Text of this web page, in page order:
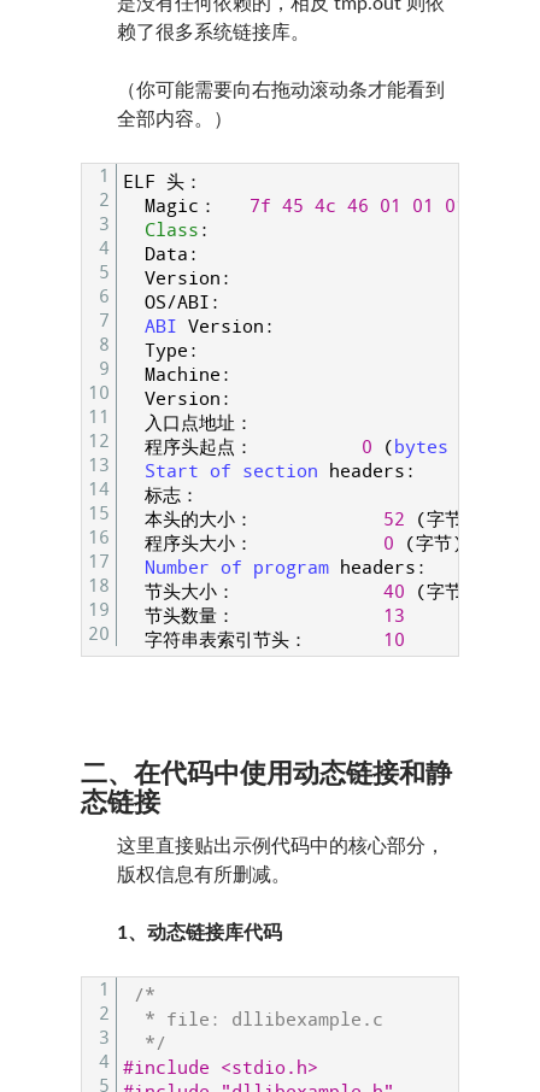
赖了很多系统链接库。
（你可能需要向右拖动滚动条才能看到
全部内容。）
1
2
3
4
5
6
7
8
9
10
11
12
13
14
15
16
17
18
19
20
ELF 头：
Magic ： 7f 45 4c 46 01 01 01
Class :
Data :
Version :
OS/ABI :
ABI Version :
Type :
Machine :
Version :
入口点地址：
程序头起点：
0 ( bytes
Start of section headers :
标志：
本头的大小：
52 (字节
程序头大小：
0 (字节)
Number of program headers :
节头大小：
40 (字节
节头数量：
13
字符串表索引节头：
10
二、在代码中使用动态链接和静
态链接
这里直接贴出示例代码中的核心部分，
版权信息有所删减。
1、动态链接库代码
1
2
3
4
5
/*
* file: dllibexample.c
*/
#include <stdio.h>